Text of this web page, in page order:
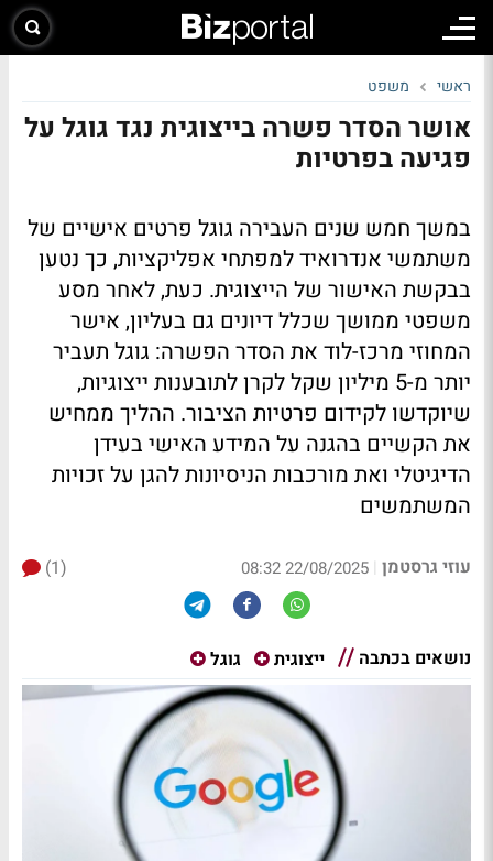
ראשי משפט
אושר הסדר פשרה בייצוגית נגד גוגל על
פגיעה בפרטיות
במשך חמש שנים העבירה גוגל פרטים אישיים של
משתמשי אנדרואיד למפתחי אפליקציות, כך נטען
בבקשת האישור של הייצוגית. כעת, לאחר מסע
משפטי ממושך שכלל דיונים גם בעליון, אישר
המחוזי מרכז-לוד את הסדר הפשרה: גוגל תעביר
יותר מ-5 מיליון שקל לקרן לתובענות ייצוגיות,
שיוקדשו לקידום פרטיות הציבור. ההליך ממחיש
את הקשיים בהגנה על המידע האישי בעידן
הדיגיטלי ואת מורכבות הניסיונות להגן על זכויות
המשתמשים
עוזי גרסטמן |
22/08/2025 08:32
(1)
נושאים בכתבה ייצוגית גוגל